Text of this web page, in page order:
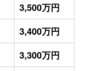
3,500万円
3,400万円
3,300万円